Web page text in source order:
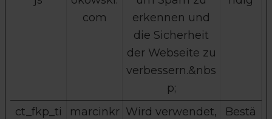
com
erkennen und
die Sicherheit
der Webseite zu
verbessern.&nbs
p;
ct_fkp_ti
marcinkr Wird verwendet,
Bestä